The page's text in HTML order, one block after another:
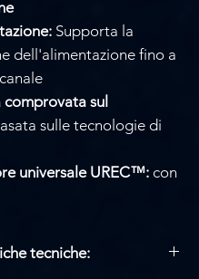
Supporta la
dell'alimentazione fino a
sul
sulle tecnologie di
universale UREC™: con
tecniche: